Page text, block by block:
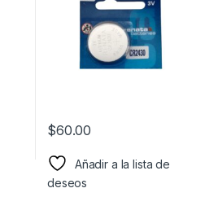
$60.00
Añadir a la lista de
deseos